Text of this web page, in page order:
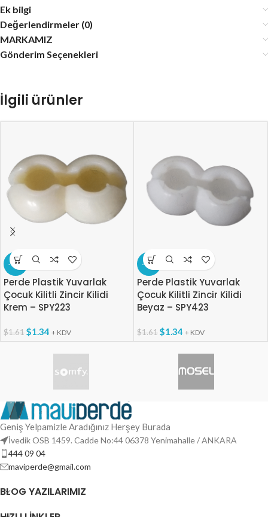
Ek bilgi
Değerlendirmeler (0)
MARKAMIZ
Gönderim Seçenekleri
İlgili ürünler
-17%
Perde Plastik Yuvarlak
Çocuk Kilitli Zincir Kilidi
Krem – SPY223
$1.61$1.34 + KDV
-17%
Perde Plastik Yuvarlak
Çocuk Kilitli Zincir Kilidi
Beyaz – SPY423
$1.61$1.34 + KDV
Geniş Yelpamizle Aradığınız Herşey Burada
İvedik OSB 1459. Cadde No:44 06378 Yenimahalle / ANKARA
444 09 04
maviperde@gmail.com
BLOG YAZILARIMIZ